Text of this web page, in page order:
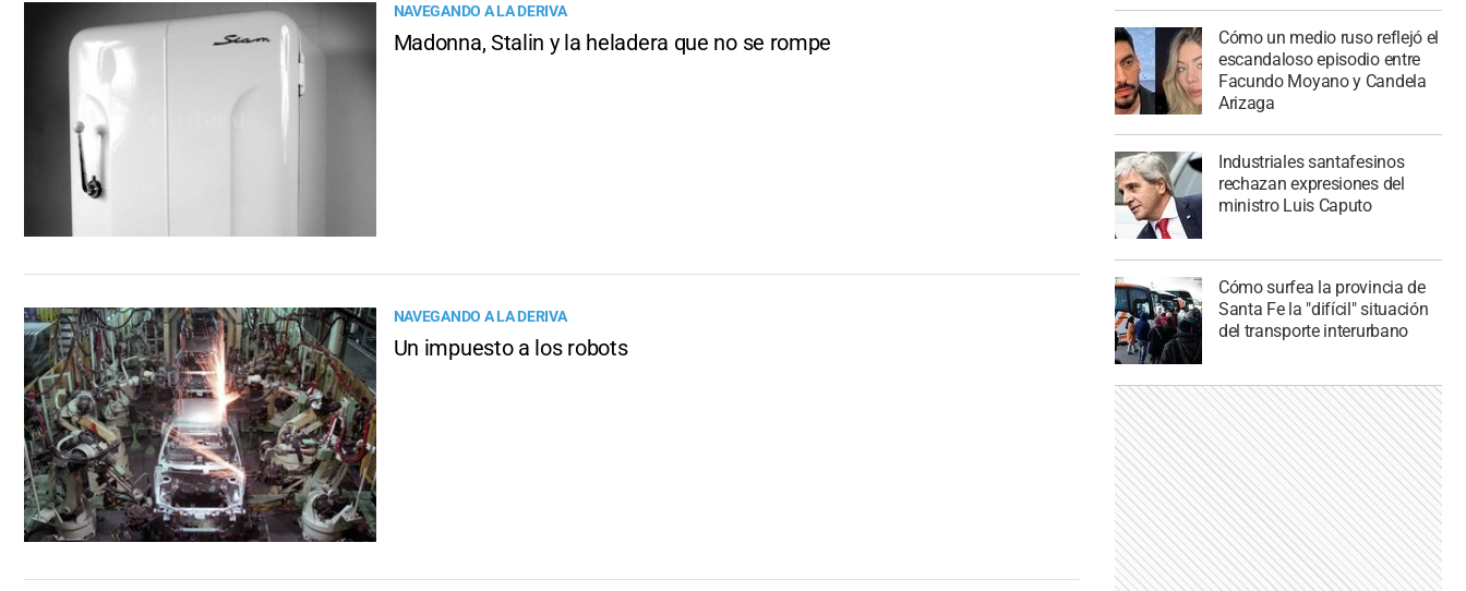
NAVEGANDO A LA DERIVA
Madonna, Stalin y la heladera que no se rompe
NAVEGANDO A LA DERIVA
Un impuesto a los robots
Cómo un medio ruso reflejó el
escandaloso episodio entre
Facundo Moyano y Candela
Arizaga
Industriales santafesinos
rechazan expresiones del
ministro Luis Caputo
Cómo surfea la provincia de
Santa Fe la "difícil" situación
del transporte interurbano